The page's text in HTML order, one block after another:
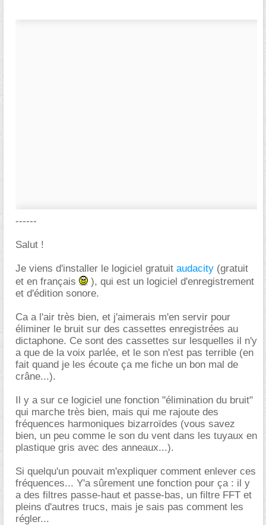
------
Salut !
Je viens d'installer le logiciel gratuit audacity (gratuit
et en français
), qui est un logiciel d'enregistrement
et d'édition sonore.
Ca a l'air très bien, et j'aimerais m'en servir pour
éliminer le bruit sur des cassettes enregistrées au
dictaphone. Ce sont des cassettes sur lesquelles il n'y
a que de la voix parlée, et le son n'est pas terrible (en
fait quand je les écoute ça me fiche un bon mal de
crâne...).
Il y a sur ce logiciel une fonction "élimination du bruit"
qui marche très bien, mais qui me rajoute des
fréquences harmoniques bizarroïdes (vous savez
bien, un peu comme le son du vent dans les tuyaux en
plastique gris avec des anneaux...).
Si quelqu'un pouvait m'expliquer comment enlever ces
fréquences... Y'a sûrement une fonction pour ça : il y
a des filtres passe-haut et passe-bas, un filtre FFT et
pleins d'autres trucs, mais je sais pas comment les
régler...